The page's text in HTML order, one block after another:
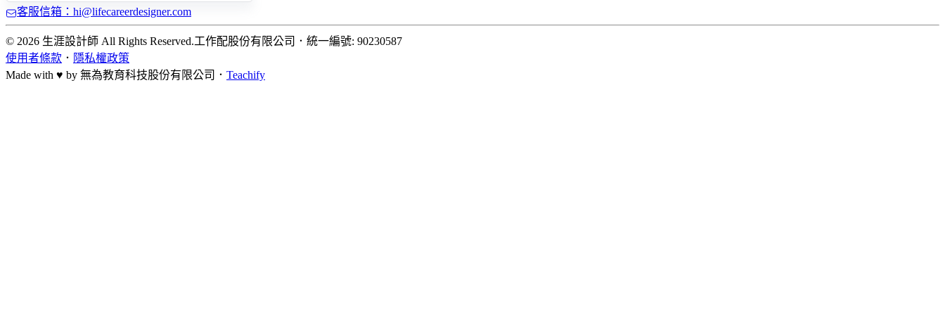
客服信箱：hi@lifecareerdesigner.com
© 2026 生涯設計師 All Rights Reserved.工作配股份有限公司 ． 統一編號: 90230587
使用者條款 ． 隱私權政策
Made with ♥ by 無為教育科技股份有限公司． Teachify